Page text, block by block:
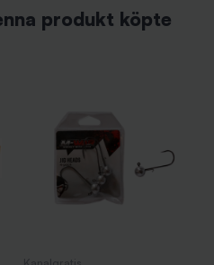
produkt köpte